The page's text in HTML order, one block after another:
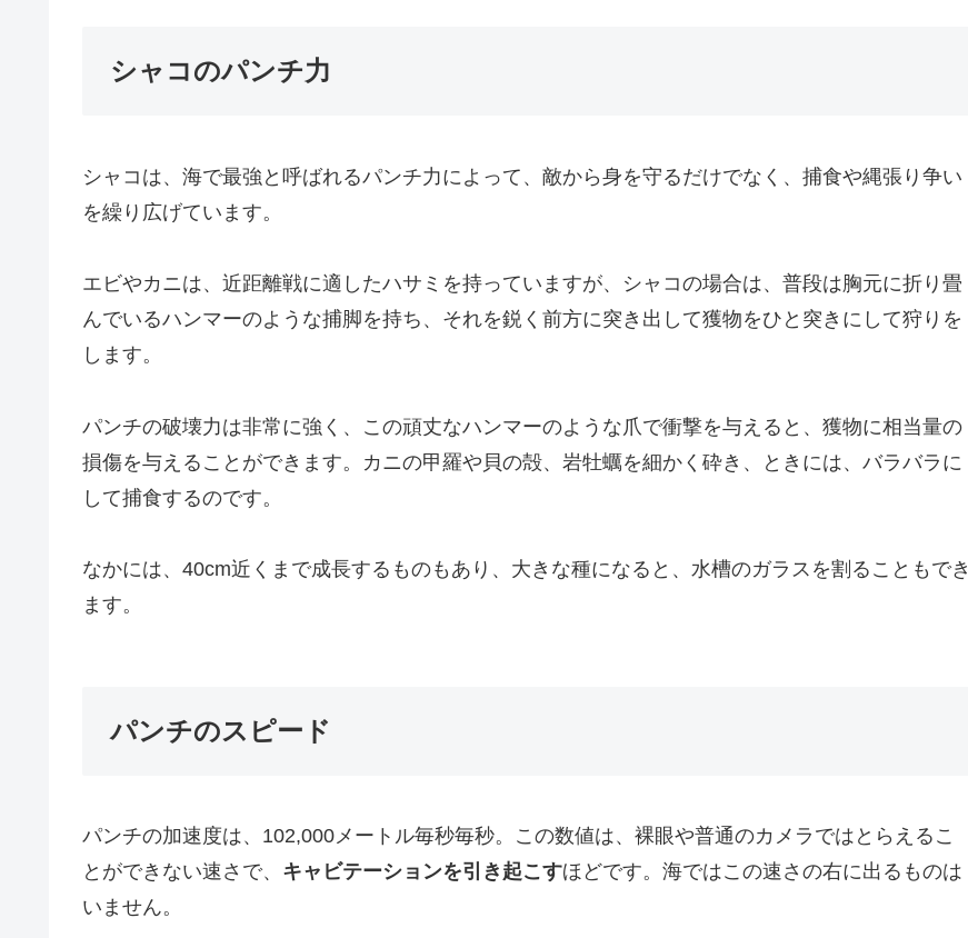
シャコのパンチ力
シャコは、海で最強と呼ばれるパンチ力によって、敵から身を守るだけでなく、捕食や縄張り争い
を繰り広げています。
エビやカニは、近距離戦に適したハサミを持っていますが、シャコの場合は、普段は胸元に折り畳
んでいるハンマーのような捕脚を持ち、それを鋭く前方に突き出して獲物をひと突きにして狩りを
します。
パンチの破壊力は非常に強く、この頑丈なハンマーのような爪で衝撃を与えると、獲物に相当量の
損傷を与えることができます。カニの甲羅や貝の殻、岩牡蠣を細かく砕き、ときには、バラバラに
して捕食するのです。
なかには、40cm近くまで成長するものもあり、大きな種になると、水槽のガラスを割ることもでき
ます。
パンチのスピード
パンチの加速度は、102,000メートル毎秒毎秒。この数値は、裸眼や普通のカメラではとらえるこ
とができない速さで、 キャビテーションを引き起こすほどです。海ではこの速さの右に出るものは
いません。